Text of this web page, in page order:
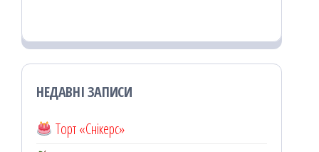
НЕДАВНІ ЗАПИСИ
Торт «Снікерс»